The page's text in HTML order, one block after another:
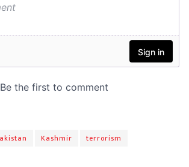
Kashmir terrorism